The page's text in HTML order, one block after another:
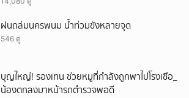
ฝนถล่มนครพนม น้ำท่วมขังหลายจุด
546 ดู
บุญใหญ่! รองเทน ช่วยหมูที่กำลังถูกพาไปโรงเชือ_
น้องตกลงมาหน้ารถตำรวจพอดี